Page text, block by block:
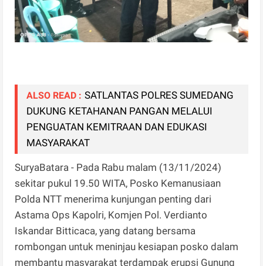
ALSO READ : SATLANTAS POLRES SUMEDANG
DUKUNG KETAHANAN PANGAN MELALUI
PENGUATAN KEMITRAAN DAN EDUKASI
MASYARAKAT
SuryaBatara - Pada Rabu malam (13/11/2024)
sekitar pukul 19.50 WITA, Posko Kemanusiaan
Polda NTT menerima kunjungan penting dari
Astama Ops Kapolri, Komjen Pol. Verdianto
Iskandar Bitticaca, yang datang bersama
rombongan untuk meninjau kesiapan posko dalam
membantu masyarakat terdampak erupsi Gunung